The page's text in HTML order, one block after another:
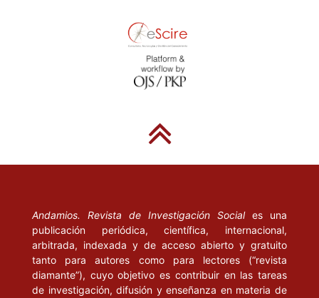
Andamios. Revista de Investigación Social es una
publicación periódica, científica, internacional,
arbitrada, indexada y de acceso abierto y gratuito
tanto para autores como para lectores (“revista
diamante”), cuyo objetivo es contribuir en las tareas
de investigación, difusión y enseñanza en materia de